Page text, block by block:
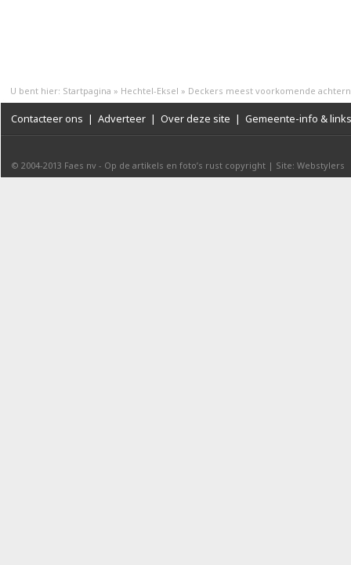
U bent hier: Startpagina » Hechtel-Eksel » Deckers meest voorkomende
Contacteer ons | Adverteer | Over deze site | Gemeente-info & links
© 2004-2013 Faes nv - Op de artikels en foto’s rust copyright | Site: Webstylers